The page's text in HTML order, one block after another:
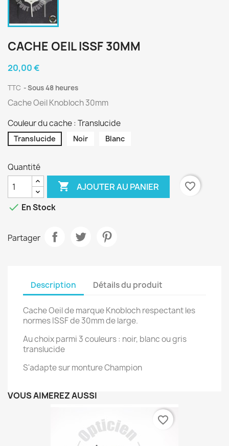
CACHE OEIL ISSF 30MM
20,00 €
TTC Sous 48 heures
Cache Oeil Knobloch 30mm
Couleur du cache : Translucide
Translucide Noir Blanc
Quantité
 AJOUTER AU PANIER
favorite_border
 En Stock
Partager
Description Détails du produit
Cache Oeil de marque Knobloch respectant les
normes ISSF de 30mm de large.
Au choix parmi 3 couleurs : noir, blanc ou gris
translucide
S'adapte sur monture Champion
VOUS AIMEREZ AUSSI
favorite_border